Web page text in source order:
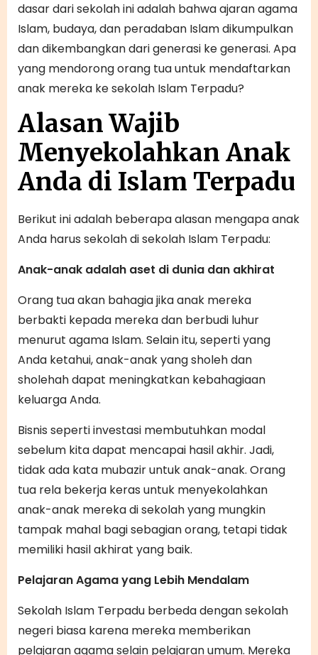
dasar dari sekolah ini adalah bahwa ajaran agama
Islam, budaya, dan peradaban Islam dikumpulkan
dan dikembangkan dari generasi ke generasi. Apa
yang mendorong orang tua untuk mendaftarkan
anak mereka ke sekolah Islam Terpadu?
Alasan Wajib
Menyekolahkan Anak
Anda di Islam Terpadu
Berikut ini adalah beberapa alasan mengapa anak
Anda harus sekolah di sekolah Islam Terpadu:
Anak-anak adalah aset di dunia dan akhirat
Orang tua akan bahagia jika anak mereka
berbakti kepada mereka dan berbudi luhur
menurut agama Islam. Selain itu, seperti yang
Anda ketahui, anak-anak yang sholeh dan
sholehah dapat meningkatkan kebahagiaan
keluarga Anda.
Bisnis seperti investasi membutuhkan modal
sebelum kita dapat mencapai hasil akhir. Jadi,
tidak ada kata mubazir untuk anak-anak. Orang
tua rela bekerja keras untuk menyekolahkan
anak-anak mereka di sekolah yang mungkin
tampak mahal bagi sebagian orang, tetapi tidak
memiliki hasil akhirat yang baik.
Pelajaran Agama yang Lebih Mendalam
Sekolah Islam Terpadu berbeda dengan sekolah
negeri biasa karena mereka memberikan
pelajaran agama selain pelajaran umum. Mereka